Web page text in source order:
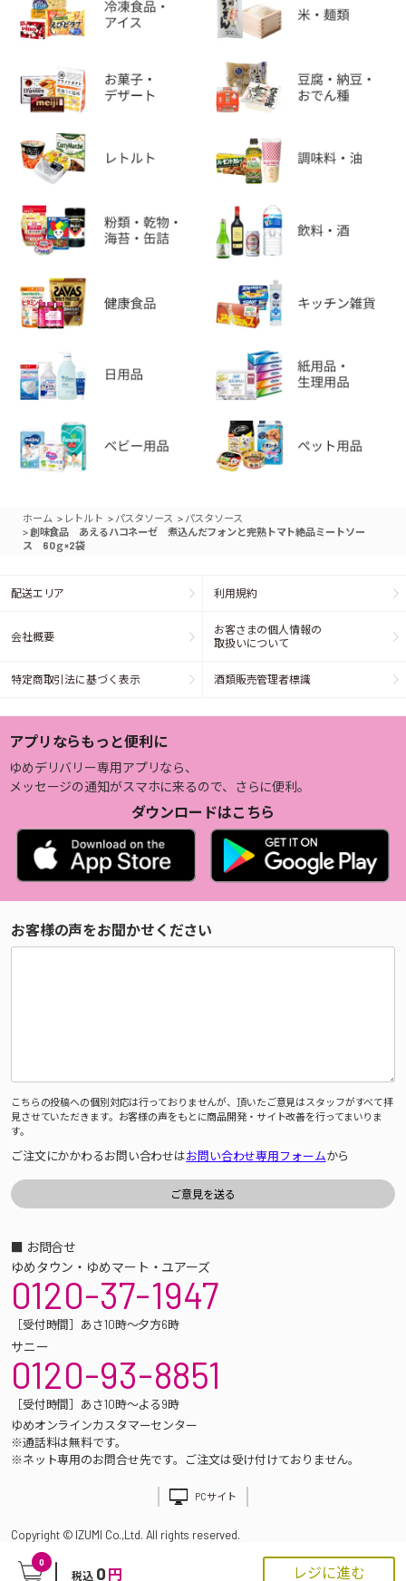
0
税込 0 円 レジに進む
ホーム > レトルト > パスタソース > パスタソース
>創味食品 あえるハコネーゼ 煮込んだフォンと完熟トマト絶品ミートソー
ス 60ｇ×2袋
配送エリア 利用規約
会社概要
お客さまの個人情報の
取扱いについて
特定商取引法に基づく表示 酒類販売管理者標識
アプリならもっと便利に
ゆめデリバリー専用アプリなら、
メッセージの通知がスマホに来るので、さらに便利。
ダウンロードはこちら
お客様の声をお聞かせください
こちらの投稿への個別対応は行っておりませんが、頂いたご意見はスタッフがすべて拝
見させていただきます。お客様の声をもとに商品開発・サイト改善を行ってまいりま
す。
ご注文にかかわるお問い合わせはお問い合わせ専用フォームから
■ お問合せ
ゆめタウン・ゆめマート・ユアーズ
0120-37-1947
［受付時間］あさ10時～夕方6時
サニー
0120-93-8851
［受付時間］あさ10時～よる9時
ゆめオンラインカスタマーセンター
※通話料は無料です。
※ネット専用のお問合せ先です。ご注文は受け付けておりません。
PCサイト
Copyright © IZUMI Co.,Ltd. All rights reserved.